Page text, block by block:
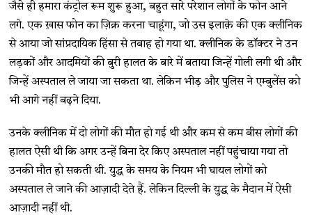
जैसे ही हमारा कंट्रोल रूम शुरू हुआ, बहुत सारे परेशान लोगों के फोन आने
लगे. एक ख़ास फोन का ज़िक्र करना चाहूंगा, जो उस इलाक़े की एक क्लीनिक
से आया जो सांप्रदायिक हिंसा से तबाह हो गया था. क्लीनिक के डॉक्टर ने उन
लड़कों और आदमियों की बुरी हालत के बारे में बताया जिन्हें गोली लगी थी और
जिन्हें अस्पताल ले जाया जा सकता था. लेकिन भीड़ और पुलिस ने एम्बुलेंस को
भी आगे नहीं बढ़ने दिया.
उनके क्लीनिक में दो लोगों की मौत हो गई थी और कम से कम बीस लोगों की
हालत ऐसी थी कि अगर उन्हें बिना देर किए अस्पताल नहीं पहुंचाया गया तो
उनकी मौत हो सकती थी. युद्ध के समय के नियम भी घायल लोगों को
अस्पताल ले जाने की आज़ादी देते हैं. लेकिन दिल्ली के युद्ध के मैदान में ऐसी
आज़ादी नहीं थी.